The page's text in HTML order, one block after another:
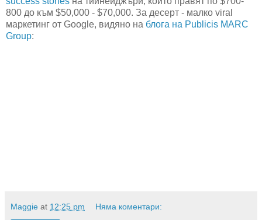
800 до към $50,000 - $70,000. За десерт - малко viral
маркетинг от Google, видяно на блога на Publicis MARC
Group:
Maggie at 12:25 pm Няма коментари: